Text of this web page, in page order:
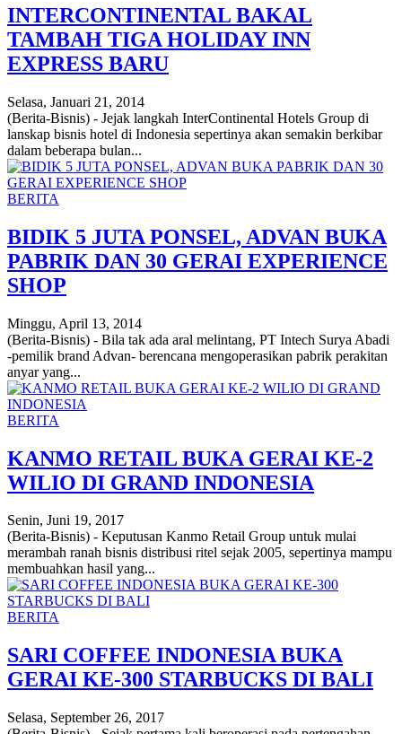
INTERCONTINENTAL BAKAL
TAMBAH TIGA HOLIDAY INN
EXPRESS BARU
Selasa, Januari 21, 2014
(Berita-Bisnis) - Jejak langkah InterContinental Hotels Group di
lanskap bisnis hotel di Indonesia sepertinya akan semakin berkibar
dalam beberapa bulan...
BERITA
BIDIK 5 JUTA PONSEL, ADVAN BUKA
PABRIK DAN 30 GERAI EXPERIENCE
SHOP
Minggu, April 13, 2014
(Berita-Bisnis) - Bila tak ada aral melintang, PT Intech Surya Abadi
-pemilik brand Advan- berencana mengoperasikan pabrik perakitan
anyar yang...
BERITA
KANMO RETAIL BUKA GERAI KE-2
WILIO DI GRAND INDONESIA
Senin, Juni 19, 2017
(Berita-Bisnis) - Keputusan Kanmo Retail Group untuk mulai
merambah ranah bisnis distribusi ritel sejak 2005, sepertinya mampu
membuahkan hasil yang...
BERITA
SARI COFFEE INDONESIA BUKA
GERAI KE-300 STARBUCKS DI BALI
Selasa, September 26, 2017